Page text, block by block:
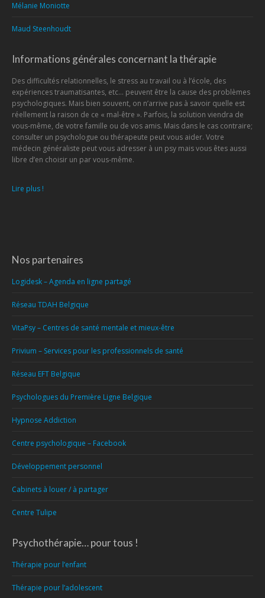
Mélanie Moniotte
Maud Steenhoudt
Informations générales concernant la thérapie
Des difficultés relationnelles, le stress au travail ou à l’école, des
expériences traumatisantes, etc… peuvent être la cause des problèmes
psychologiques. Mais bien souvent, on n’arrive pas à savoir quelle est
réellement la raison de ce « mal-être ». Parfois, la solution viendra de
vous-même, de votre famille ou de vos amis. Mais dans le cas contraire;
consulter un psychologue ou thérapeute peut vous aider. Votre
médecin généraliste peut vous adresser à un psy mais vous êtes aussi
libre d’en choisir un par vous-même.
Lire plus !
Nos partenaires
Logidesk – Agenda en ligne partagé
Réseau TDAH Belgique
VitaPsy – Centres de santé mentale et mieux-être
Privium – Services pour les professionnels de santé
Réseau EFT Belgique
Psychologues du Première Ligne Belgique
Hypnose Addiction
Centre psychologique – Facebook
Développement personnel
Cabinets à louer / à partager
Centre Tulipe
Psychothérapie… pour tous !
Thérapie pour l’enfant
Thérapie pour l’adolescent